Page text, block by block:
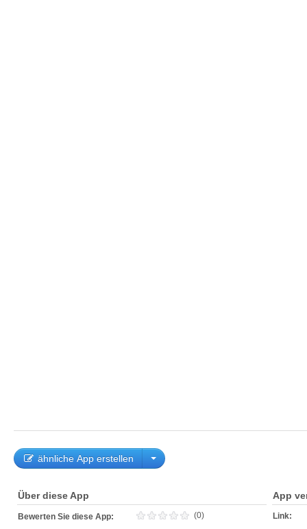
ähnliche App erstellen
Über diese App
Bewerten Sie diese App: (0)
App
Link: